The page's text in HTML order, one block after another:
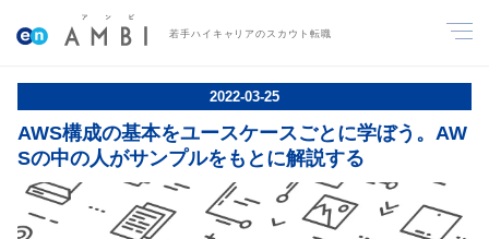
若手ハイキャリアのスカウト転職
2022-03-25
AWS構成の基本をユースケースごとに学ぼう。AW
Sの中の人がサンプルをもとに解説する